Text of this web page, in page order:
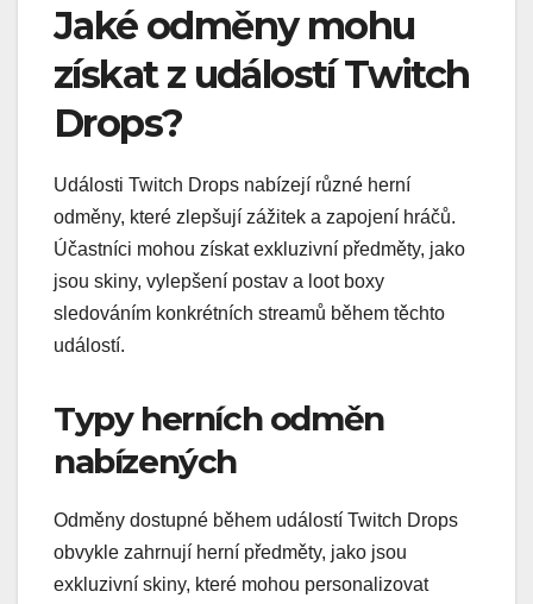
Jaké odměny mohu
získat z událostí Twitch
Drops?
Události Twitch Drops nabízejí různé herní
odměny, které zlepšují zážitek a zapojení hráčů.
Účastníci mohou získat exkluzivní předměty, jako
jsou skiny, vylepšení postav a loot boxy
sledováním konkrétních streamů během těchto
událostí.
Typy herních odměn
nabízených
Odměny dostupné během událostí Twitch Drops
obvykle zahrnují herní předměty, jako jsou
exkluzivní skiny, které mohou personalizovat